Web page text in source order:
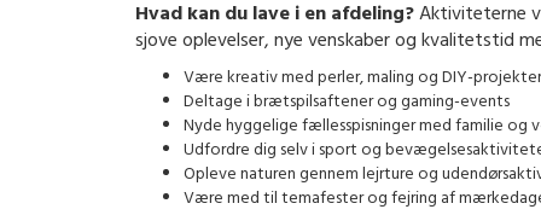
Hvad kan du lave i en afdeling?Aktiviteterne
sjove oplevelser, nye venskaber og kvalitetstid
Være kreativ med perler, maling og DIY-projekter
Deltage i brætspilsaftener og gaming-events
Nyde hyggelige fællesspisninger med familie og
Udfordre dig selv i sport og
Opleve naturen gennem lejrture og
Være med til temafester og fejring af